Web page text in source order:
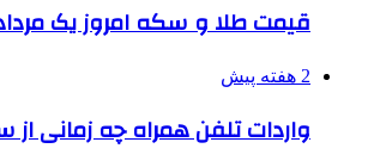
قیمت طلا و سکه امروز یک مرداد؛ سکه در
2 هفته پیش
واردات تلفن همراه چه زمانی